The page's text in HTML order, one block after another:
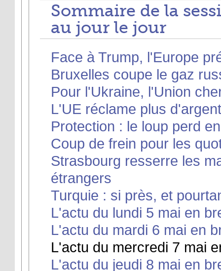
Sommaire de la
au jour le jour
Face à Trump, l'Europe
Bruxelles coupe le gaz
Pour l'Ukraine, l'Union
L'UE réclame plus
Protection : le loup perd
Coup de frein pour les
Strasbourg resserre les
étrangers
Turquie : si près, et
L'actu du lundi 5 mai en
L'actu du mardi 6 mai en
L'actu du mercredi 7 mai
L'actu du jeudi 8 mai en